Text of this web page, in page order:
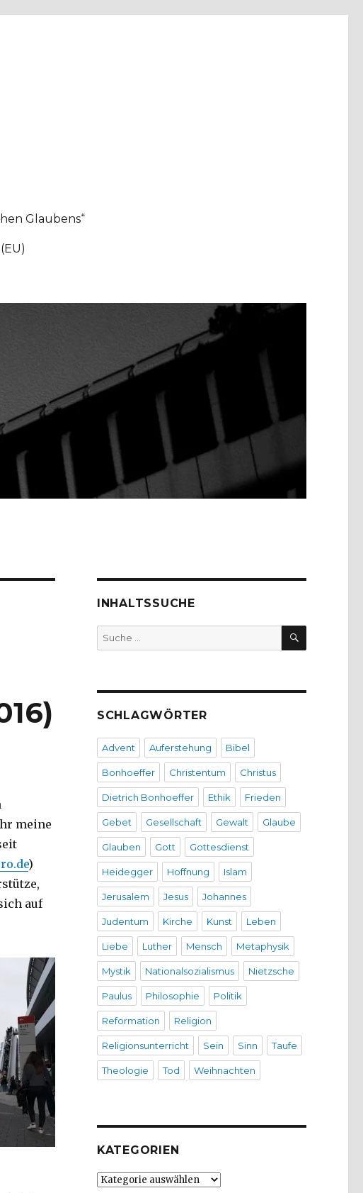
Glaubens“
meine
)
auf
INHALTSSUCHE
Suche
nach:
SUCHEN
SCHLAGWÖRTER
Advent Auferstehung Bibel
Bonhoeffer Christentum Christus
Dietrich Bonhoeffer Ethik Frieden
Gebet Gesellschaft Gewalt Glaube
Glauben Gott Gottesdienst
Heidegger Hoffnung Islam
Jerusalem Jesus Johannes
Judentum Kirche Kunst Leben
Liebe Luther Mensch Metaphysik
Mystik Nationalsozialismus Nietzsche
Paulus Philosophie Politik
Reformation Religion
Religionsunterricht Sein Sinn Taufe
Theologie Tod Weihnachten
KATEGORIEN
Kategorien